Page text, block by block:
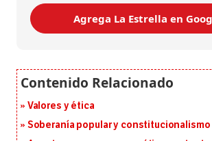
Agrega La Estrella en
Valores y ética
Soberanía popular y